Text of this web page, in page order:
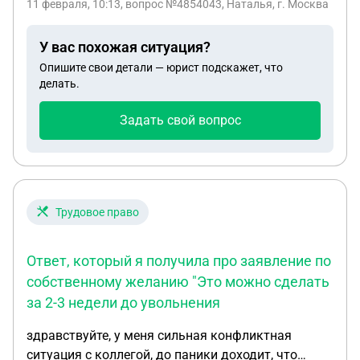
11 февраля, 10:13, вопрос №4854043, Наталья, г. Москва
У вас похожая ситуация?
Опишите свои детали — юрист подскажет, что
делать.
Задать свой вопрос
Трудовое право
Ответ, который я получила про заявление по
собственному желанию "Это можно сделать
за 2-3 недели до увольнения
здравствуйте, у меня сильная конфликтная
ситуация с коллегой, до паники доходит, что